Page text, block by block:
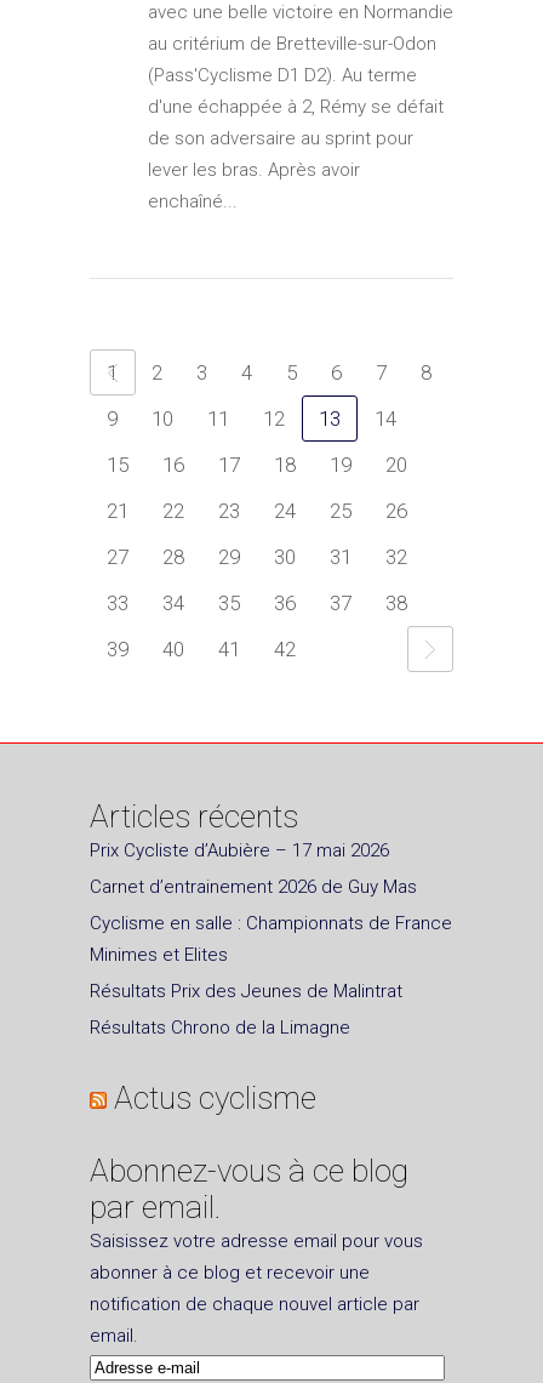
avec une belle victoire en Normandie
au critérium de Bretteville-sur-Odon
(Pass'Cyclisme D1 D2). Au terme
d'une échappée à 2, Rémy se défait
de son adversaire au sprint pour
lever les bras. Après avoir
enchaîné...
1 2 3 4 5 6 7
8
9
10 11 12 13
14
15
16 17 18 19
20
21
22 23 24 25
26
27
28 29 30 31
32
33
34 35 36 37
38
39
40 41 42
Articles récents
Prix Cycliste d’Aubière – 17 mai 2026
Carnet d’entrainement 2026 de Guy Mas
Cyclisme en salle : Championnats de France
Minimes et Elites
Résultats Prix des Jeunes de Malintrat
Résultats Chrono de la Limagne
Actus cyclisme
Abonnez-vous à ce blog
par email.
Saisissez votre adresse email pour vous
abonner à ce blog et recevoir une
notification de chaque nouvel article par
email.
Adresse